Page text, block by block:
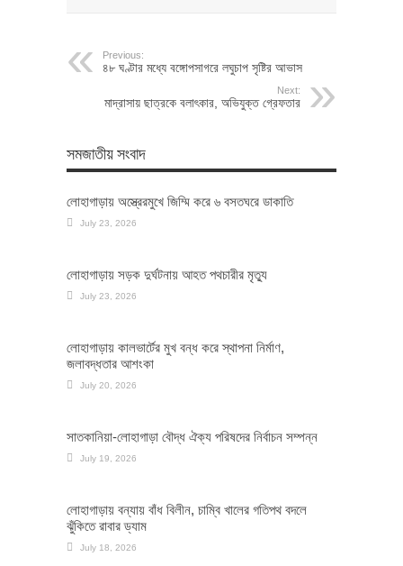
Previous:
৪৮ ঘণ্টার মধ্যে বঙ্গোপসাগরে লঘুচাপ সৃষ্টির আভাস
Next:
মাদ্রাসায় ছাত্রকে বলাৎকার, অভিযুক্ত গ্রেফতার
সমজাতীয় সংবাদ
লোহাগাড়ায় অস্ত্রেরমুখে জিম্মি করে ৬ বসতঘরে ডাকাতি
July 23, 2026
লোহাগাড়ায় সড়ক দুর্ঘটনায় আহত পথচারীর মৃত্যু
July 23, 2026
লোহাগাড়ায় কালভার্টের মুখ বন্ধ করে স্থাপনা নির্মাণ,
জলাবদ্ধতার আশংকা
July 20, 2026
সাতকানিয়া-লোহাগাড়া বৌদ্ধ ঐক্য পরিষদের নির্বাচন সম্পন্ন
July 19, 2026
লোহাগাড়ায় বন্যায় বাঁধ বিলীন, চাম্বি খালের গতিপথ বদলে
ঝুঁকিতে রাবার ড্যাম
July 18, 2026